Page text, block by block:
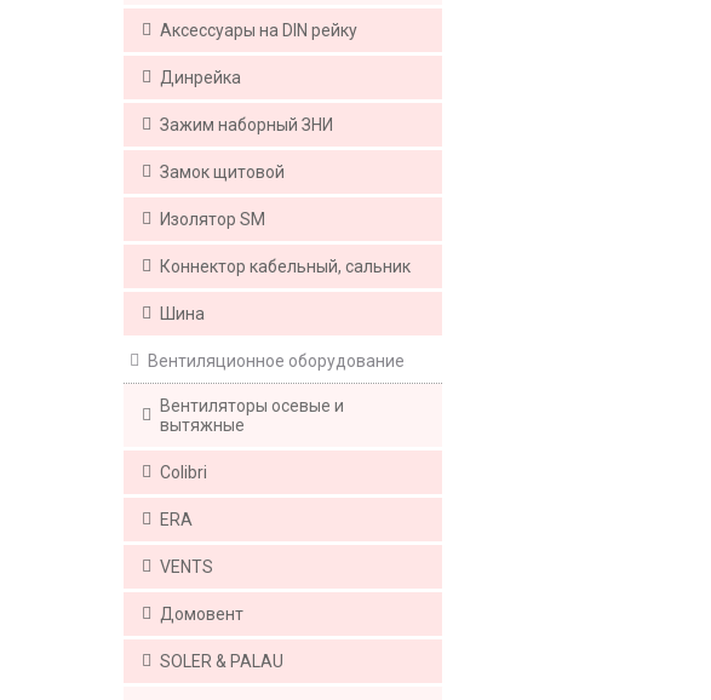
Аксессуары на DIN рейку
Динрейка
Зажим наборный ЗНИ
Замок щитовой
Изолятор SM
Коннектор кабельный, сальник
Шина
Вентиляционное оборудование
Вентиляторы осевые и
вытяжные
Colibri
ERA
VENTS
Домовент
SOLER & PALAU